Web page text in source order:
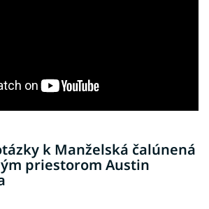
k Manželská čalúnená
priestorom Austin